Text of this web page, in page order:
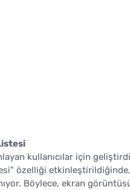
kullanıcılar için
özelliği
Böylece, ekran